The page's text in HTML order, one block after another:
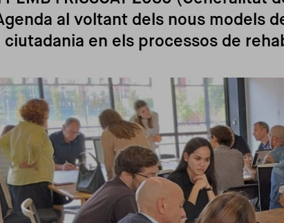
al voltant dels nous models
ciutadania en els processos de